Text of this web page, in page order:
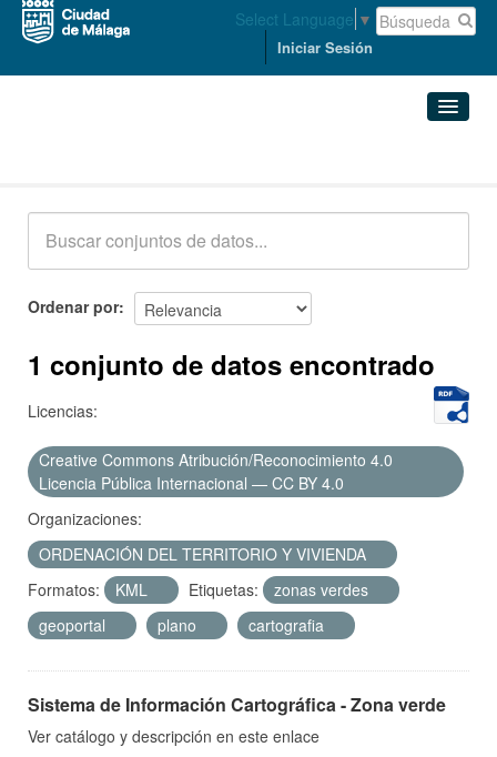
Select Language ▼
Iniciar Sesión
Acerca de
Ordenar por
1 conjunto de datos encontrado
Licencias:
Creative Commons Atribución/Reconocimiento 4.0
Licencia Pública Internacional — CC BY 4.0
Organizaciones:
ORDENACIÓN DEL TERRITORIO Y VIVIENDA
Formatos:
KML Etiquetas:
zonas verdes
geoportal
plano cartografia
Sistema de Información Cartográfica - Zona verde
Ver catálogo y descripción en este enlace